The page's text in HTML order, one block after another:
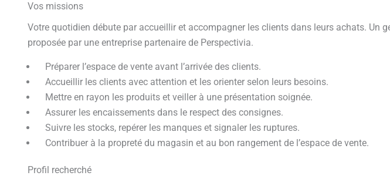
Vos missions
Votre quotidien débute par accueillir et accompagner les clients dans leurs achats. Un
proposée par une entreprise partenaire de Perspectivia.
Préparer l’espace de vente avant l’arrivée des clients.
Accueillir les clients avec attention et les orienter selon leurs besoins.
Mettre en rayon les produits et veiller à une présentation soignée.
Assurer les encaissements dans le respect des consignes.
Suivre les stocks, repérer les manques et signaler les ruptures.
Contribuer à la propreté du magasin et au bon rangement de l’espace de vente.
Profil recherché